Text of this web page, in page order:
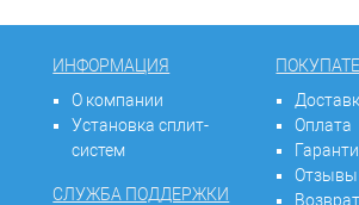
ИНФОРМАЦИЯ
О компании
Установка сплит-
систем
СЛУЖБА ПОДДЕРЖКИ
Оплата
Отзывы
Возврат